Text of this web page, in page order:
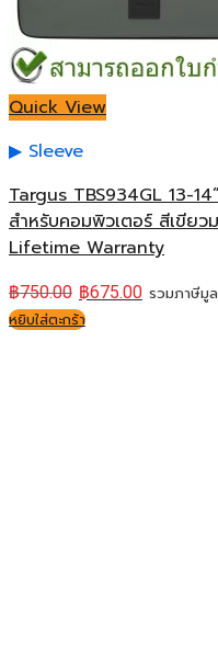
Quick View
Sleeve
Targus TBS934GL 13-
สำหรับคอมพิวเตอร์ สีเขีย
Lifetime Warranty
฿750.00 ฿675.00 รวมภาษีมู
หยิบใส่ตะกร้า